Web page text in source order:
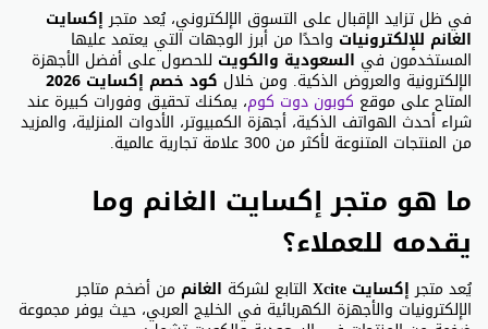
في ظل تزايد الإقبال على التسوق الإلكتروني، يُعد متجرإكسايت
الغانم للإلكترونيات واحدًا من أبرز الوجهات التي يعتمد عليها
المستخدمون في السعودية والكويت للحصول على أفضل الأجهزة
الإلكترونية والعروض الذكية. ومن خلال كود خصم إكسايت 2026
المتاح على موقع كوبون دوت كوم، يمكنك تحقيق وفورات كبيرة عند
شراء أحدث الهواتف الذكية، أجهزة الكمبيوتر، الأدوات المنزلية، والمزيد
من المنتجات المتنوعة لأكثر من 300 علامة تجارية عالمية.
ما هو متجر إكسايت الغانم وما
يقدمه للعملاء؟
يُعد متجرإكسايت Xcite التابع لشركة الغانممن أضخم متاجر
الإلكترونيات والأجهزة الكهربائية في الخليج العربي، حيث يوفر مجموعة